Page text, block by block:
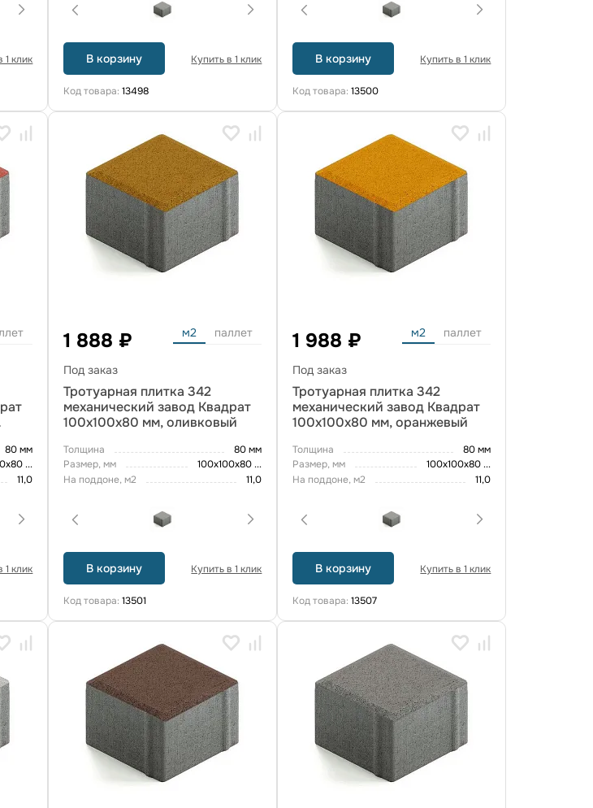
1 клик В корзину Купить в 1 клик
Код товара:13498
В корзину Купить в 1 клик
Код товара:13500
80 мм
...
11,0
1 клик
1 888 ₽ м2 паллет
Под заказ
Тротуарная плитка 342
механический завод Квадрат
100х100х80 мм, оливковый
Толщина
80 мм
Размер, мм
100х100х80...
На поддоне, м2
11,0
В корзину Купить в 1 клик
Код товара:13501
1 988 ₽ м2 паллет
Под заказ
Тротуарная плитка 342
механический завод Квадрат
100х100х80 мм, оранжевый
Толщина
80 мм
Размер, мм
100х100х80...
На поддоне, м2
11,0
В корзину Купить в 1 клик
Код товара:13507